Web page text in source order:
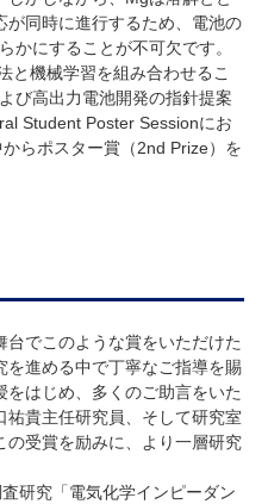
が同時に進行するため、電池の
かにすることが不可欠です。
と機械学習を組み合わせるこ
び高出力電池開発の指針提案
Student Poster Sessionにお
らポスター賞（2nd Prize）を
でこのような賞をいただけた
を進める中で丁寧なご指導を賜
をはじめ、多くのご助言をいた
貴主任研究員、そして研究室
受賞を励みに、より一層研究
研究「電気化学インピーダン